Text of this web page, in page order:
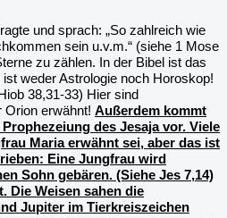
und sprach: „So zahlreich wie
sein u.v.m.“ (siehe 1 Mose
zu zählen. In der Bibel ist das
weder Astrologie noch Horoskop!
38,31-33) Hier sind
Orion erwähnt! Außerdem kommt
des Jesaja vor. Viele
Maria erwähnt sei, aber das ist
Eine Jungfrau wird
Sohn gebären. (Siehe Jes 7,14)
Die Weisen sahen die
Jupiter im Tierkreiszeichen